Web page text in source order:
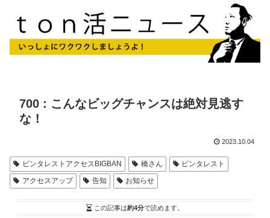
700 : こんなビッグチャンスは絶対見逃す
な！
2023.10.04
ピンタレストアクセスBIGBAN 橋さん
ピンタレスト
アクセスアップ
告知 お知らせ
この記事は約4分で読めます。